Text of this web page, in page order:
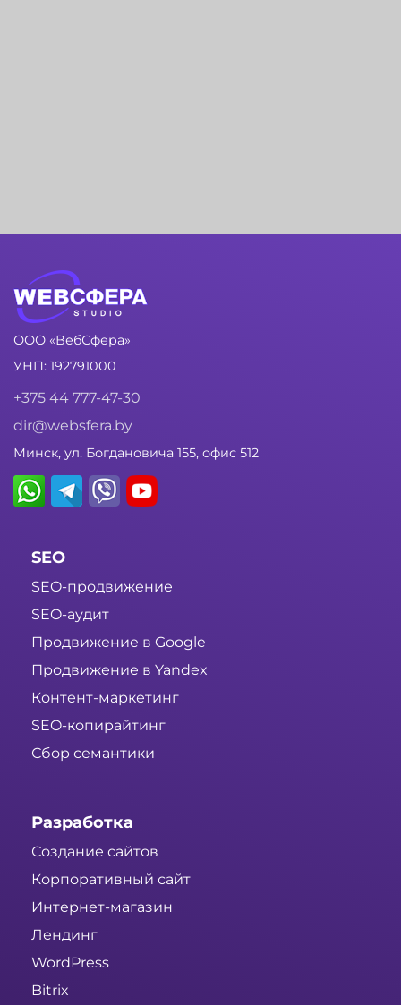
ООО «ВебСфера»
УНП: 192791000
+375 44 777-47-30
dir@websfera.by
Минск, ул. Богдановича 155, офис 512
SEO
SEO-продвижение
SEO-аудит
Продвижение в Google
Продвижение в Yandex
Контент-маркетинг
SEO-копирайтинг
Сбор семантики
Разработка
Создание сайтов
Корпоративный сайт
Интернет-магазин
Лендинг
WordPress
Bitrix